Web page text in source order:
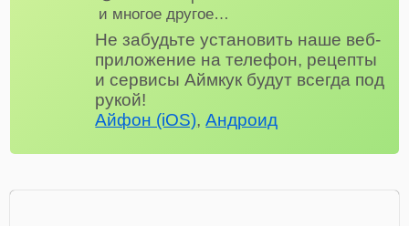
и многое другое…
Не забудьте установить наше веб-
приложение на телефон, рецепты
и сервисы Аймкук будут всегда под
рукой!
Айфон (iOS),Андроид